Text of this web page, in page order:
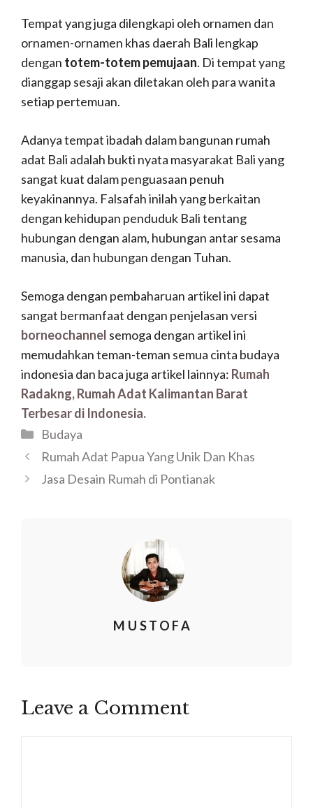
Tempat yang juga dilengkapi oleh ornamen dan
ornamen-ornamen khas daerah Bali lengkap
dengan totem-totem pemujaan. Di tempat yang
dianggap sesaji akan diletakan oleh para wanita
setiap pertemuan.
Adanya tempat ibadah dalam bangunan rumah
adat Bali adalah bukti nyata masyarakat Bali yang
sangat kuat dalam penguasaan penuh
keyakinannya. Falsafah inilah yang berkaitan
dengan kehidupan penduduk Bali tentang
hubungan dengan alam, hubungan antar sesama
manusia, dan hubungan dengan Tuhan.
Semoga dengan pembaharuan artikel ini dapat
sangat bermanfaat dengan penjelasan versi
borneochannel semoga dengan artikel ini
memudahkan teman-teman semua cinta budaya
indonesia dan baca juga artikel lainnya: Rumah
Radakng, Rumah Adat Kalimantan Barat
Terbesar di Indonesia.
Budaya
Rumah Adat Papua Yang Unik Dan Khas
Jasa Desain Rumah di Pontianak
MUSTOFA
Leave a Comment